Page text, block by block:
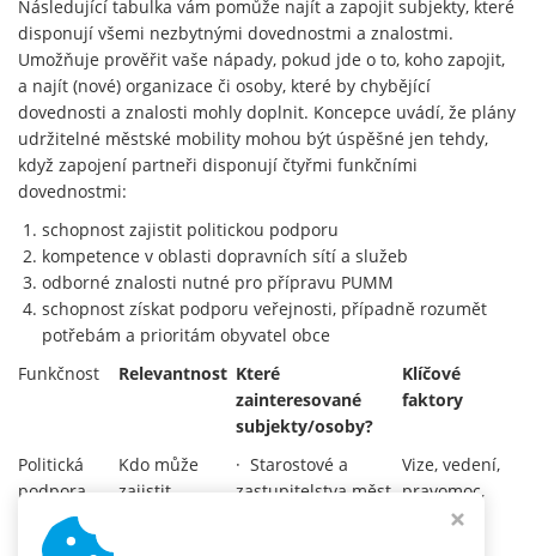
Následující tabulka vám pomůže najít a zapojit subjekty, které
disponují všemi nezbytnými dovednostmi a znalostmi.
Umožňuje prověřit vaše nápady, pokud jde o to, koho zapojit,
a najít (nové) organizace či osoby, které by chybějící
dovednosti a znalosti mohly doplnit. Koncepce uvádí, že plány
udržitelné městské mobility mohou být úspěšné jen tehdy,
když zapojení partneři disponují čtyřmi funkčními
dovednostmi:
schopnost zajistit politickou podporu
kompetence v oblasti dopravních sítí a služeb
odborné znalosti nutné pro přípravu PUMM
schopnost získat podporu veřejnosti, případně rozumět
potřebám a prioritám obyvatel obce
Funkčnost
Relevantnost Které
zainteresované
subjekty/osoby?
Klíčové
faktory
Politická
podpora
Kdo může
zajistit
· Starostové a
zastupitelstva měst,
Vize, vedení,
pravomoc,
zdroje